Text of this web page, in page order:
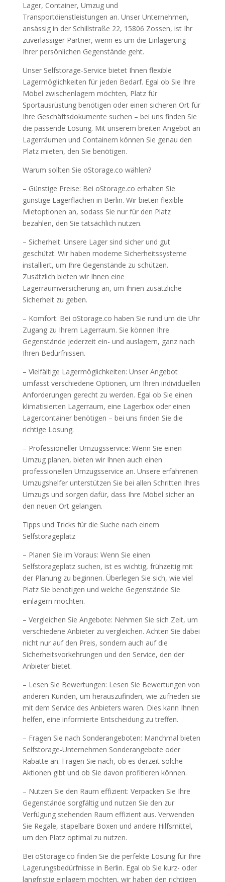
Lager, Container, Umzug und
Transportdienstleistungen an. Unser Unternehmen,
ansässig in der Schillstraße 22, 15806 Zossen, ist Ihr
zuverlässiger Partner, wenn es um die Einlagerung
Ihrer persönlichen Gegenstände geht.
Unser Selfstorage-Service bietet Ihnen flexible
Lagermöglichkeiten für jeden Bedarf. Egal ob Sie Ihre
Möbel zwischenlagern möchten, Platz für
Sportausrüstung benötigen oder einen sicheren Ort für
Ihre Geschäftsdokumente suchen – bei uns finden Sie
die passende Lösung. Mit unserem breiten Angebot an
Lagerräumen und Containern können Sie genau den
Platz mieten, den Sie benötigen.
Warum sollten Sie oStorage.co wählen?
– Günstige Preise: Bei oStorage.co erhalten Sie
günstige Lagerflächen in Berlin. Wir bieten flexible
Mietoptionen an, sodass Sie nur für den Platz
bezahlen, den Sie tatsächlich nutzen.
– Sicherheit: Unsere Lager sind sicher und gut
geschützt. Wir haben moderne Sicherheitssysteme
installiert, um Ihre Gegenstände zu schützen.
Zusätzlich bieten wir Ihnen eine
Lagerraumversicherung an, um Ihnen zusätzliche
Sicherheit zu geben.
– Komfort: Bei oStorage.co haben Sie rund um die Uhr
Zugang zu Ihrem Lagerraum. Sie können Ihre
Gegenstände jederzeit ein- und auslagern, ganz nach
Ihren Bedürfnissen.
– Vielfältige Lagermöglichkeiten: Unser Angebot
umfasst verschiedene Optionen, um Ihren individuellen
Anforderungen gerecht zu werden. Egal ob Sie einen
klimatisierten Lagerraum, eine Lagerbox oder einen
Lagercontainer benötigen – bei uns finden Sie die
richtige Lösung.
– Professioneller Umzugsservice: Wenn Sie einen
Umzug planen, bieten wir Ihnen auch einen
professionellen Umzugsservice an. Unsere erfahrenen
Umzugshelfer unterstützen Sie bei allen Schritten Ihres
Umzugs und sorgen dafür, dass Ihre Möbel sicher an
den neuen Ort gelangen.
Tipps und Tricks für die Suche nach einem
Selfstorageplatz
– Planen Sie im Voraus: Wenn Sie einen
Selfstorageplatz suchen, ist es wichtig, frühzeitig mit
der Planung zu beginnen. Überlegen Sie sich, wie viel
Platz Sie benötigen und welche Gegenstände Sie
einlagern möchten.
– Vergleichen Sie Angebote: Nehmen Sie sich Zeit, um
verschiedene Anbieter zu vergleichen. Achten Sie dabei
nicht nur auf den Preis, sondern auch auf die
Sicherheitsvorkehrungen und den Service, den der
Anbieter bietet.
– Lesen Sie Bewertungen: Lesen Sie Bewertungen von
anderen Kunden, um herauszufinden, wie zufrieden sie
mit dem Service des Anbieters waren. Dies kann Ihnen
helfen, eine informierte Entscheidung zu treffen.
– Fragen Sie nach Sonderangeboten: Manchmal bieten
Selfstorage-Unternehmen Sonderangebote oder
Rabatte an. Fragen Sie nach, ob es derzeit solche
Aktionen gibt und ob Sie davon profitieren können.
– Nutzen Sie den Raum effizient: Verpacken Sie Ihre
Gegenstände sorgfältig und nutzen Sie den zur
Verfügung stehenden Raum effizient aus. Verwenden
Sie Regale, stapelbare Boxen und andere Hilfsmittel,
um den Platz optimal zu nutzen.
Bei oStorage.co finden Sie die perfekte Lösung für Ihre
Lagerungsbedürfnisse in Berlin. Egal ob Sie kurz- oder
langfristig einlagern möchten, wir haben den richtigen